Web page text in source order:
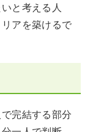
と考える人
アを築けるで
完結する部分